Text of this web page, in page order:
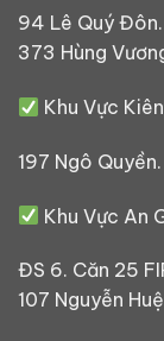
94 Lê Quý Đôn.
373 Hùng
Khu Vực
197 Ngô
Khu Vực An
ĐS 6. Căn 25
107 Nguyễn